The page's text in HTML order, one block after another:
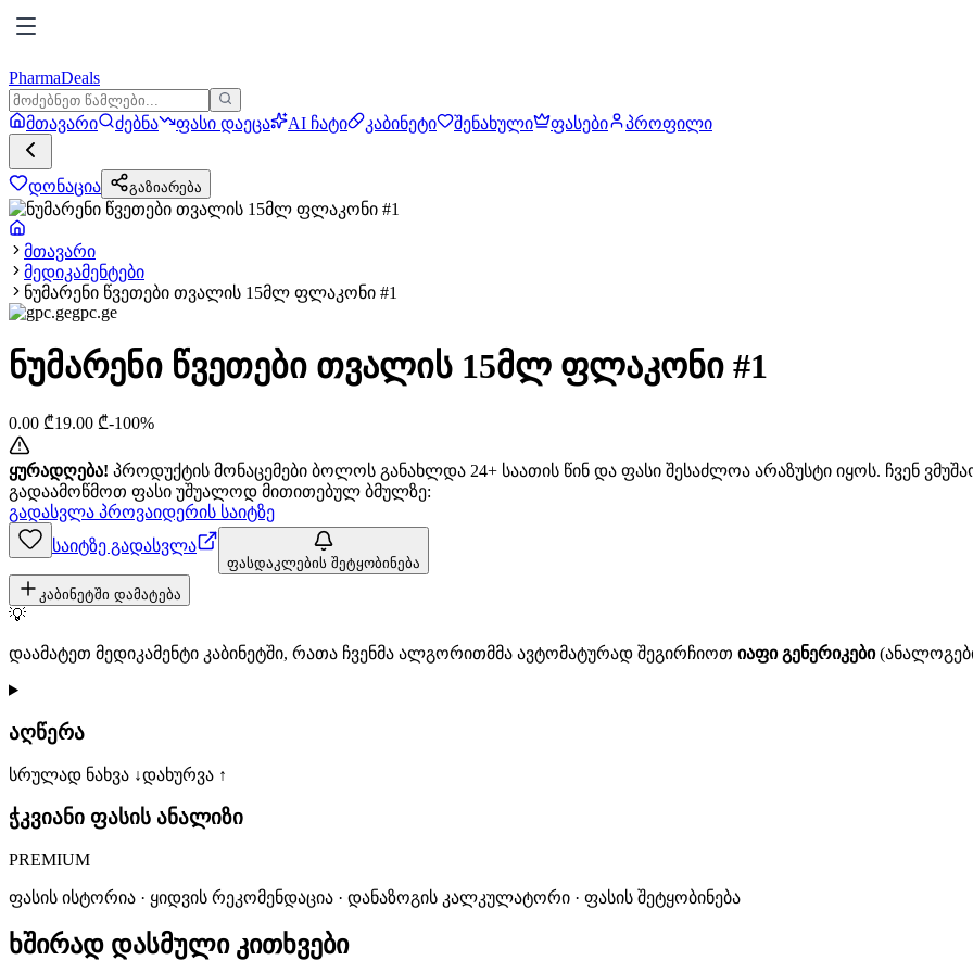
PharmaDeals
მთავარი ძებნა ფასი დაეცა AI ჩატი კაბინეტი შენახული ფასები პროფილი
დონაცია გაზიარება
მთავარი
მედიკამენტები
ნუმარენი წვეთები თვალის 15მლ ფლაკონი #1
gpc.ge
ნუმარენი წვეთები თვალის 15მლ ფლაკონი #1
0.00 ₾19.00 ₾-100%
ყურადღება! პროდუქტის მონაცემები ბოლოს განახლდა 24+ საათის წინ და ფასი შესაძლოა არაზუსტი იყოს. ჩვენ
გადაამოწმოთ ფასი უშუალოდ მითითებულ ბმულზე:
გადასვლა პროვაიდერის საიტზე
საიტზე გადასვლა
ფასდაკლების შეტყობინება
კაბინეტში დამატება
💡
დაამატეთ მედიკამენტი კაბინეტში, რათა ჩვენმა ალგორითმმა ავტომატურად შეგირჩიოთ იაფი გენერიკები
აღწერა
სრულად ნახვა ↓დახურვა ↑
ჭკვიანი ფასის ანალიზი
PREMIUM
ფასის ისტორია · ყიდვის რეკომენდაცია · დანაზოგის კალკულატორი · ფასის შეტყობინება
ხშირად დასმული კითხვები